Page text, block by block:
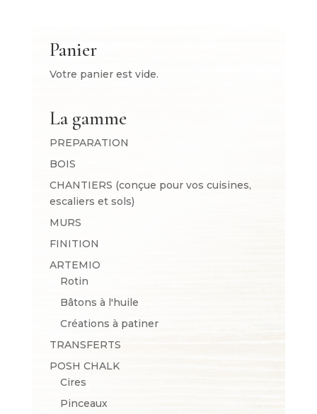
Panier
Votre panier est vide.
La gamme
PREPARATION
BOIS
CHANTIERS (conçue pour vos cuisines,
escaliers et sols)
MURS
FINITION
ARTEMIO
Rotin
Bâtons à l'huile
Créations à patiner
TRANSFERTS
POSH CHALK
Cires
Pinceaux